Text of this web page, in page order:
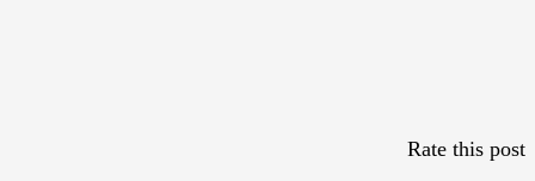
Rate this post